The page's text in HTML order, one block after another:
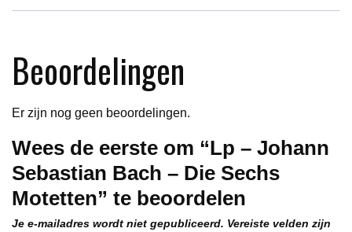
Motetten
aantal
Beoordelingen
Er zijn nog geen beoordelingen.
Wees de eerste om “Lp – Johann
Sebastian Bach – Die Sechs
Motetten” te beoordelen
Je e-mailadres wordt niet gepubliceerd. Vereiste velden zijn